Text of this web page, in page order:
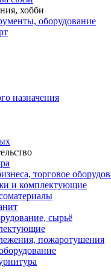
хобби
оборудование
назначения
торговое
и комплектующие
сырьё
пожаротушения